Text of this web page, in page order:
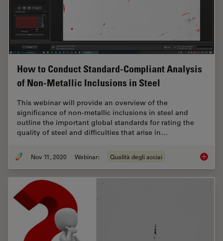
How to Conduct Standard-Compliant Analysis
of Non-Metallic Inclusions in Steel
This webinar will provide an overview of the
significance of non-metallic inclusions in steel and
outline the important global standards for rating the
quality of steel and difficulties that arise in…
Nov 11, 2020 Webinar: Qualità degli acciai How to